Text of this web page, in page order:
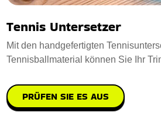
Tennis Untersetzer
Mit den handgefertigten
Tennisballmaterial können Sie Ihr
PRÜFEN SIE ES AUS